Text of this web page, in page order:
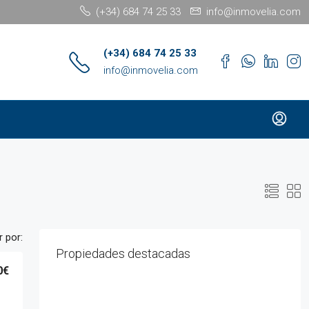
(+34) 684 74 25 33 info@inmovelia.com
(+34) 684 74 25 33
info@inmovelia.com
por:
Propiedades destacadas